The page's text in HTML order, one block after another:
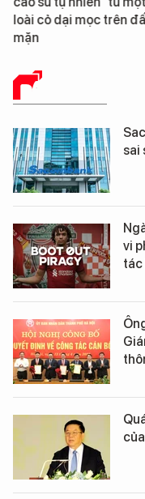
loài cỏ dại mọc trên
mặn
BÁO CHÍ SỐ
sai
vi
tác